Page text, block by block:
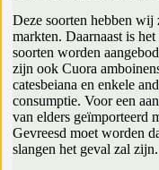
Deze soorten hebben wij
markten. Daarnaast is
soorten worden
zijn ook Cuora
catesbeiana en enkele
consumptie. Voor een
van elders geïmporteerd
Gevreesd moet worden
slangen het geval zal zijn.